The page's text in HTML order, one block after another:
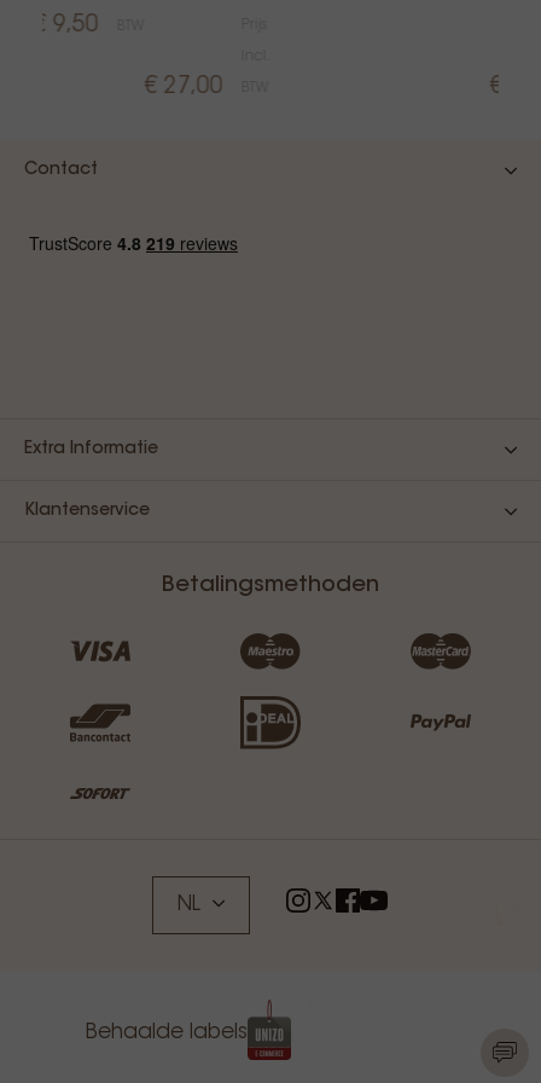
€ 9,50
€ 27,00 €
Contact
Extra Informatie
Klantenservice
Betalingsmethoden
NL
Behaalde labels